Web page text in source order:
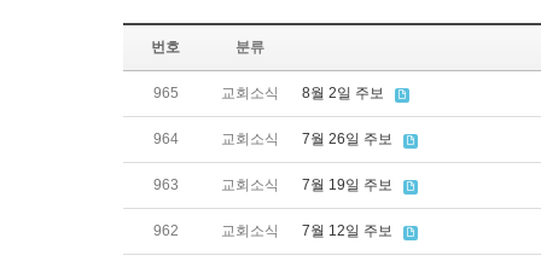
번호 분류
965 교회소식 8월 2일 주보
964 교회소식 7월 26일 주보
963 교회소식 7월 19일 주보
962 교회소식 7월 12일 주보